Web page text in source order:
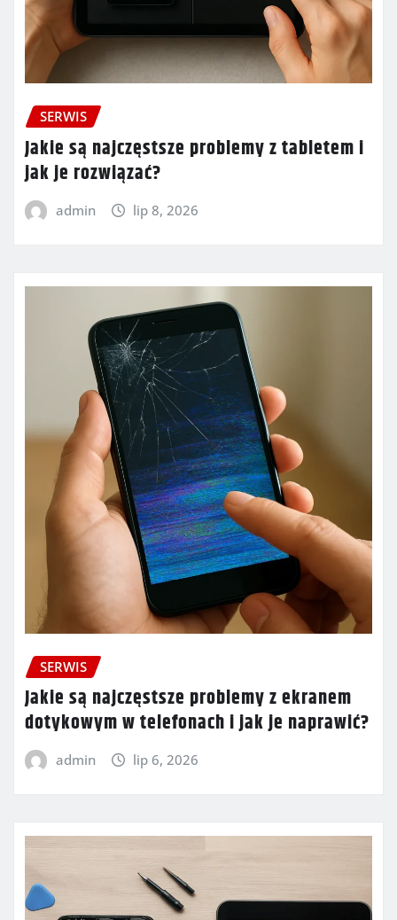
SERWIS
Jakie są najczęstsze problemy z tabletem i
jak je rozwiązać?
admin lip 8, 2026
SERWIS
Jakie są najczęstsze problemy z ekranem
dotykowym w telefonach i jak je naprawić?
admin lip 6, 2026